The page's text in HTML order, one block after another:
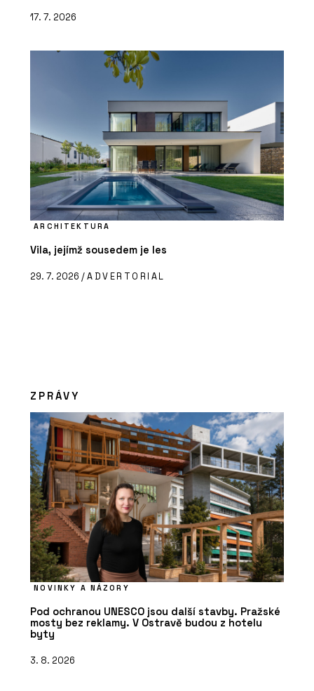
17. 7. 2026
ARCHITEKTURA
Vila, jejímž sousedem je les
29. 7. 2026 /ADVERTORIAL
ZPRÁVY
NOVINKY A NÁZORY
Pod ochranou UNESCO jsou další stavby. Pražské
mosty bez reklamy. V Ostravě budou z hotelu
byty
3. 8. 2026